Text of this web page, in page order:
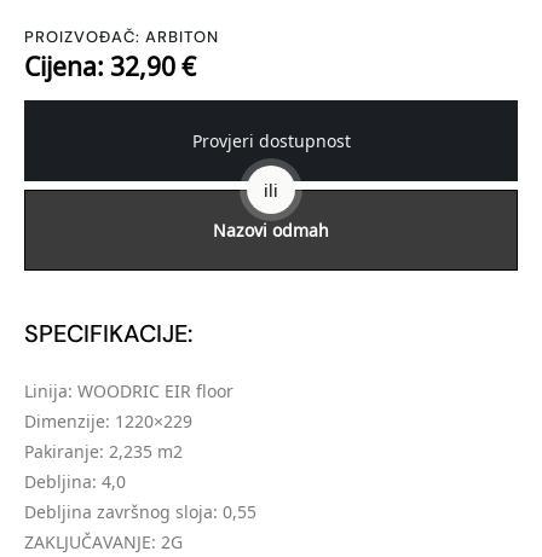
PROIZVOĐAČ: ARBITON
Cijena: 32,90 €
Provjeri dostupnost
ili
Nazovi odmah
SPECIFIKACIJE:
Linija: WOODRIC EIR floor
Dimenzije: 1220×229
Pakiranje: 2,235 m2
Debljina: 4,0
Debljina završnog sloja: 0,55
ZAKLJUČAVANJE: 2G